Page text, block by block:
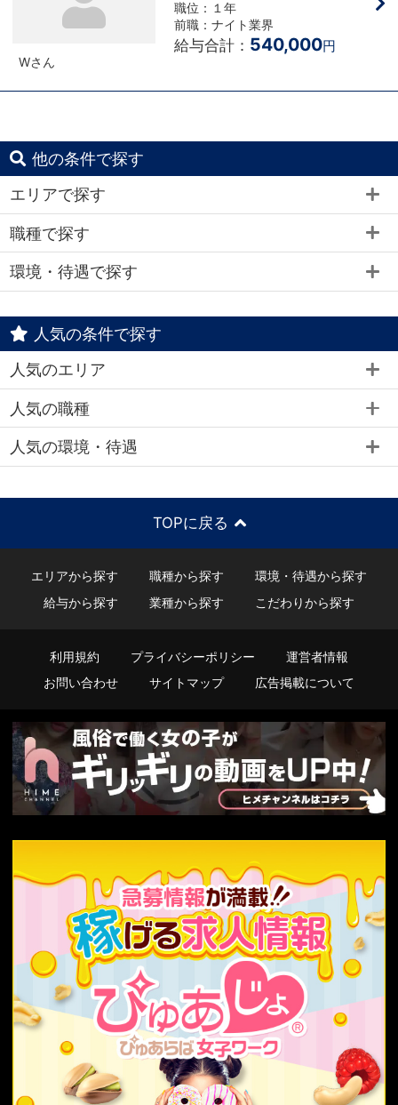
Wさん
職位：１年
前職：ナイト業界
給与合計： 540,000円
他の条件で探す
エリアで探す
職種で探す
環境・待遇で探す
人気の条件で探す
人気のエリア
人気の職種
人気の環境・待遇
TOPに戻る
エリアから探す 職種から探す
環境・待遇から探す
給与から探す
業種から探す こだわりから探す
利用規約 プライバシーポリシー
運営者情報
お問い合わせ
サイトマップ 広告掲載について